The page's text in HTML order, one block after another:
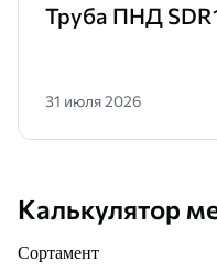
Труба ПНД
31 июля 2026
Калькулятор